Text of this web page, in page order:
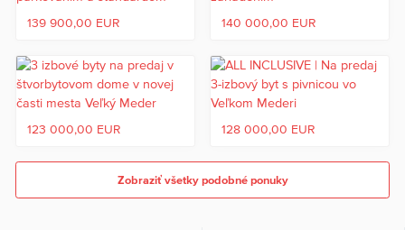
139 900,00 EUR 140 000,00 EUR
123 000,00 EUR 128 000,00 EUR
Zobraziť všetky podobné ponuky